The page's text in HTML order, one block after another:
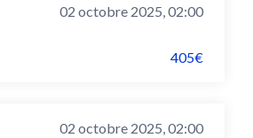
02 octobre 2025, 02:00
405€
02 octobre 2025, 02:00